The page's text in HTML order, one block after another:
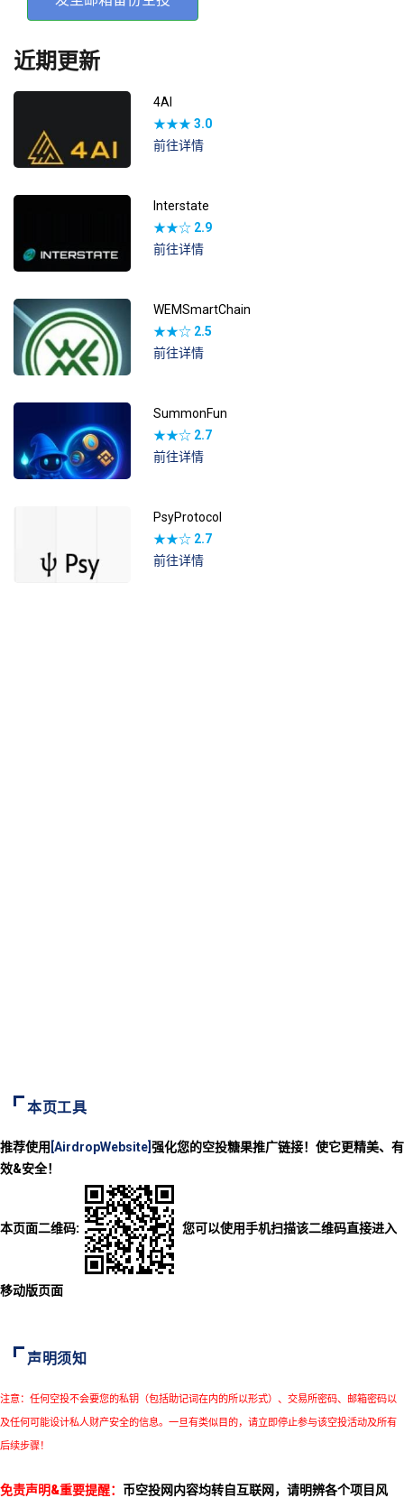
近期更新
4AI
★★★3.0
前往详情
Interstate
★★☆ 2.9
前往详情
WEMSmartChain
★★☆ 2.5
前往详情
SummonFun
★★☆ 2.7
前往详情
PsyProtocol
★★☆ 2.7
前往详情
本页工具
推荐使用 [AirdropWebsite] 强化您的空投糖果推广链接！使它更精美、有
效&安全！
本页面二维码: 您可以使用手机扫描该二维码直接进入
移动版页面
声明须知
注意：任何空投不会要您的私钥（包括助记词在内的所以形式）、交易所密码、邮箱密码以
及任何可能设计私人财产安全的信息。一旦有类似目的，请立即停止参与该空投活动及所有
后续步骤！
免责声明&重要提醒： 币空投网内容均转自互联网，请明辨各个项目风